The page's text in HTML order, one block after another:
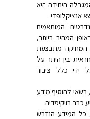
היחידה היא
אנציקלופדי.
המותאמים
המהיר ביותר,
המחיקה מתבצעת
בין היתר על
ידי כלל ציבור
להוסיף מידע
כבר בויקיפדיה.
כל המידע הנדרש